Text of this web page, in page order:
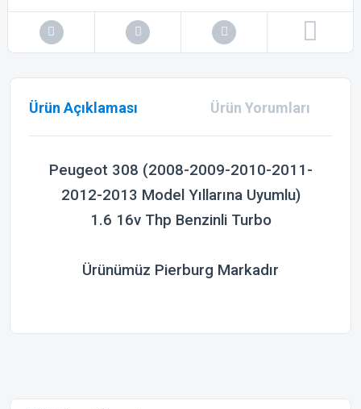
Ürün Açıklaması Ürün Yorumları
Peugeot 308 (2008-2009-2010-2011-
2012-2013 Model Yıllarına Uyumlu)
1.6 16v Thp Benzinli Turbo
Ürünümüz Pierburg Markadır